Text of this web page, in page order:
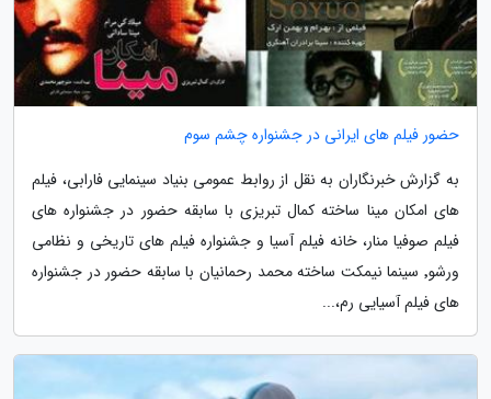
حضور فیلم های ایرانی در جشنواره چشم سوم
به گزارش خبرنگاران به نقل از روابط عمومی بنیاد سینمایی فارابی، فیلم
های امکان مینا ساخته کمال تبریزی با سابقه حضور در جشنواره های
فیلم صوفیا منار، خانه فیلم آسیا و جشنواره فیلم های تاریخی و نظامی
ورشو٬ سینما نیمکت ساخته محمد رحمانیان با سابقه حضور در جشنواره
های فیلم آسیایی رم،...